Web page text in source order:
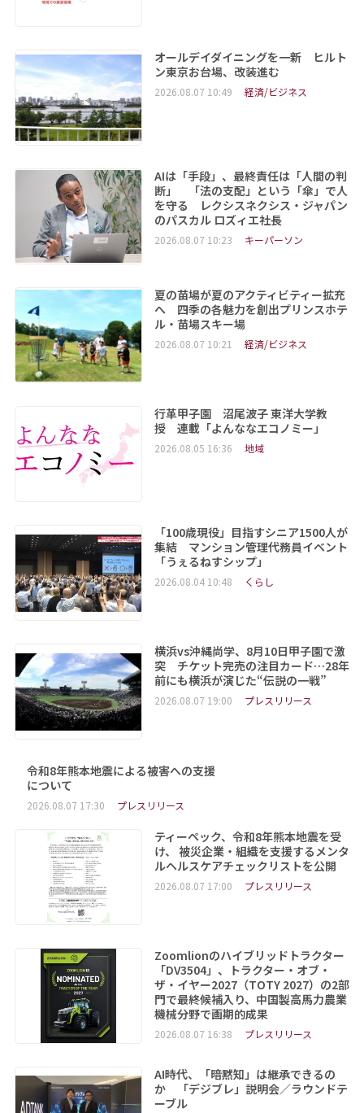
オールデイダイニングを一新 ヒルト
ン東京お台場、改装進む
2026.08.07 10:49 経済/ビジネス
AIは「手段」、最終責任は「人間の判
断」 「法の支配」という「傘」で人
を守る レクシスネクシス・ジャパン
のパスカル ロズィエ社長
2026.08.07 10:23 キーパーソン
夏の苗場が夏のアクティビティー拡充
へ 四季の各魅力を創出プリンスホテ
ル・苗場スキー場
2026.08.07 10:21 経済/ビジネス
行革甲子園 沼尾波子 東洋大学教
授 連載「よんななエコノミー」
2026.08.05 16:36 地域
「100歳現役」目指すシニア1500人が
集結 マンション管理代務員イベント
「うぇるねすシップ」
2026.08.04 10:48 くらし
横浜vs沖縄尚学、8月10日甲子園で激
突 チケット完売の注目カード…28年
前にも横浜が演じた“伝説の一戦”
2026.08.07 19:00 プレスリリース
令和8年熊本地震による被害への支援
について
2026.08.07 17:30 プレスリリース
ティーペック、令和8年熊本地震を受
け、 被災企業・組織を支援するメンタ
ルヘルスケアチェックリストを公開
2026.08.07 17:00 プレスリリース
Zoomlionのハイブリッドトラクター
「DV3504」、トラクター・オブ・
ザ・イヤー2027（TOTY 2027）の2部
門で最終候補入り、中国製高馬力農業
機械分野で画期的成果
2026.08.07 16:38 プレスリリース
AI時代、「暗黙知」は継承できるの
か 「デジブレ」説明会／ラウンドテ
ーブル